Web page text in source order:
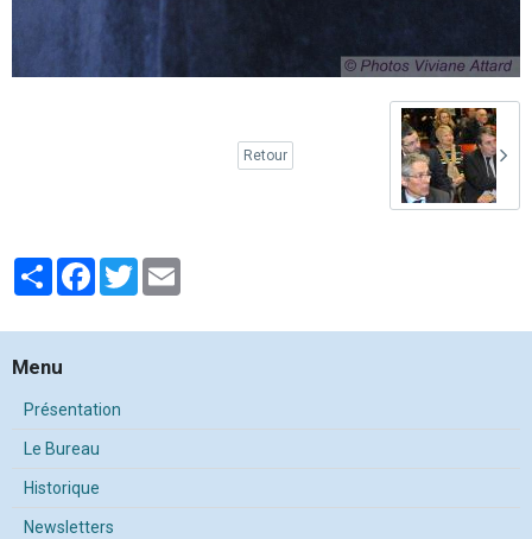
Retour
PartagerFacebook
Twitter
Menu
Présentation
Le Bureau
Historique
Newsletters